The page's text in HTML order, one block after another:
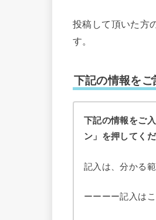
投稿して頂いた方
す。
下記の情報をご
下記の情報をご
ン」を押してくだ
記入は、分かる
ーーーー記入は